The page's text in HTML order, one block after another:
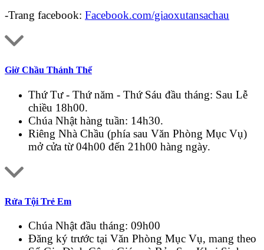
-Trang facebook: Facebook.com/giaoxutansachau
Giờ Chầu Thánh Thể
Thứ Tư - Thứ năm - Thứ Sáu đầu tháng: Sau Lễ
chiều 18h00.
Chúa Nhật hàng tuần: 14h30.
Riêng Nhà Chầu (phía sau Văn Phòng Mục Vụ)
mở cửa từ 04h00 đến 21h00 hàng ngày.
Rửa Tội Trẻ Em
Chúa Nhật đầu tháng: 09h00
Đăng ký trước tại Văn Phòng Mục Vụ, mang theo